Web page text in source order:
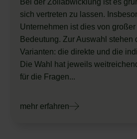
Bei der Zollabwicklung ist es
sich vertreten zu lassen.
Unternehmen ist dies von
Bedeutung. Zur Auswahl stehen
Varianten: die direkte und die
Die Wahl hat jeweils
für die Fragen...
mehr erfahren